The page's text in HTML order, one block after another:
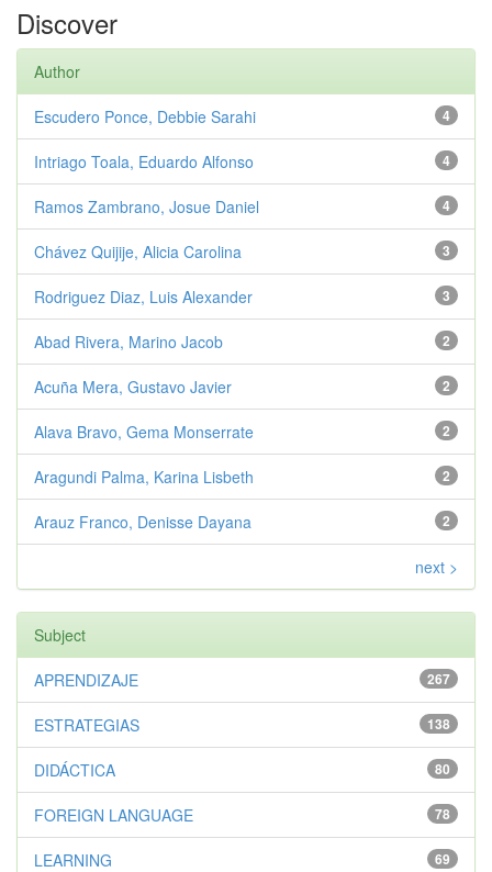
Discover
Author
4
Escudero Ponce, Debbie Sarahi
4
Intriago Toala, Eduardo Alfonso
4
Ramos Zambrano, Josue Daniel
3
Chávez Quijije, Alicia Carolina
3
Rodriguez Diaz, Luis Alexander
2
Abad Rivera, Marino Jacob
2
Acuña Mera, Gustavo Javier
2
Alava Bravo, Gema Monserrate
2
Aragundi Palma, Karina Lisbeth
2
Arauz Franco, Denisse Dayana
next >
Subject
267
APRENDIZAJE
138
ESTRATEGIAS
80
DIDÁCTICA
78
FOREIGN LANGUAGE
69
LEARNING